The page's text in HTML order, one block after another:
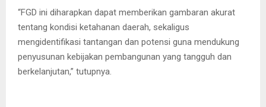
“FGD ini diharapkan dapat memberikan gambaran akurat
tentang kondisi ketahanan daerah, sekaligus
mengidentifikasi tantangan dan potensi guna mendukung
penyusunan kebijakan pembangunan yang tangguh dan
berkelanjutan,” tutupnya.